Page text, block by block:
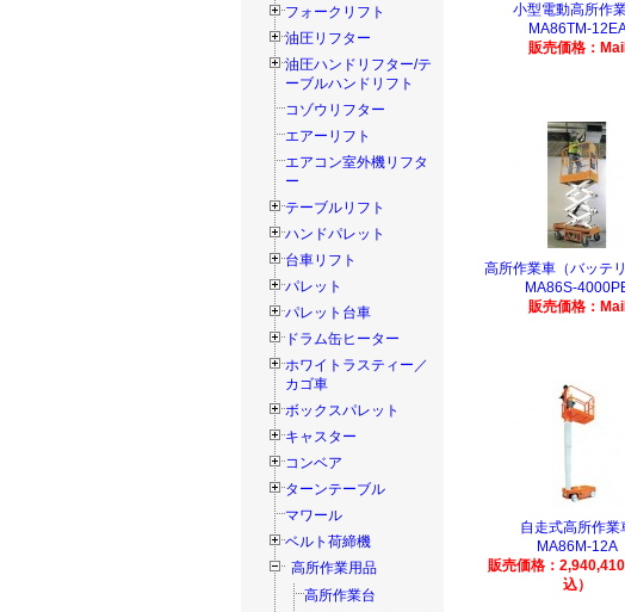
フォークリフト
油圧リフター
油圧ハンドリフター/テ
ーブルハンドリフト
コゾウリフター
エアーリフト
エアコン室外機リフタ
ー
テーブルリフト
ハンドパレット
台車リフト
パレット
パレット台車
ドラム缶ヒーター
ホワイトラスティー／
カゴ車
ボックスパレット
キャスター
コンベア
ターンテーブル
マワール
ベルト荷締機
高所作業用品
高所作業台
小型電動高所作
MA86TM-
販売価格：Mail
高所作業車（バッテリ
MA86S-
販売価格：Mail
自走式高所作業
MA86M-12A
販売価格：
込）